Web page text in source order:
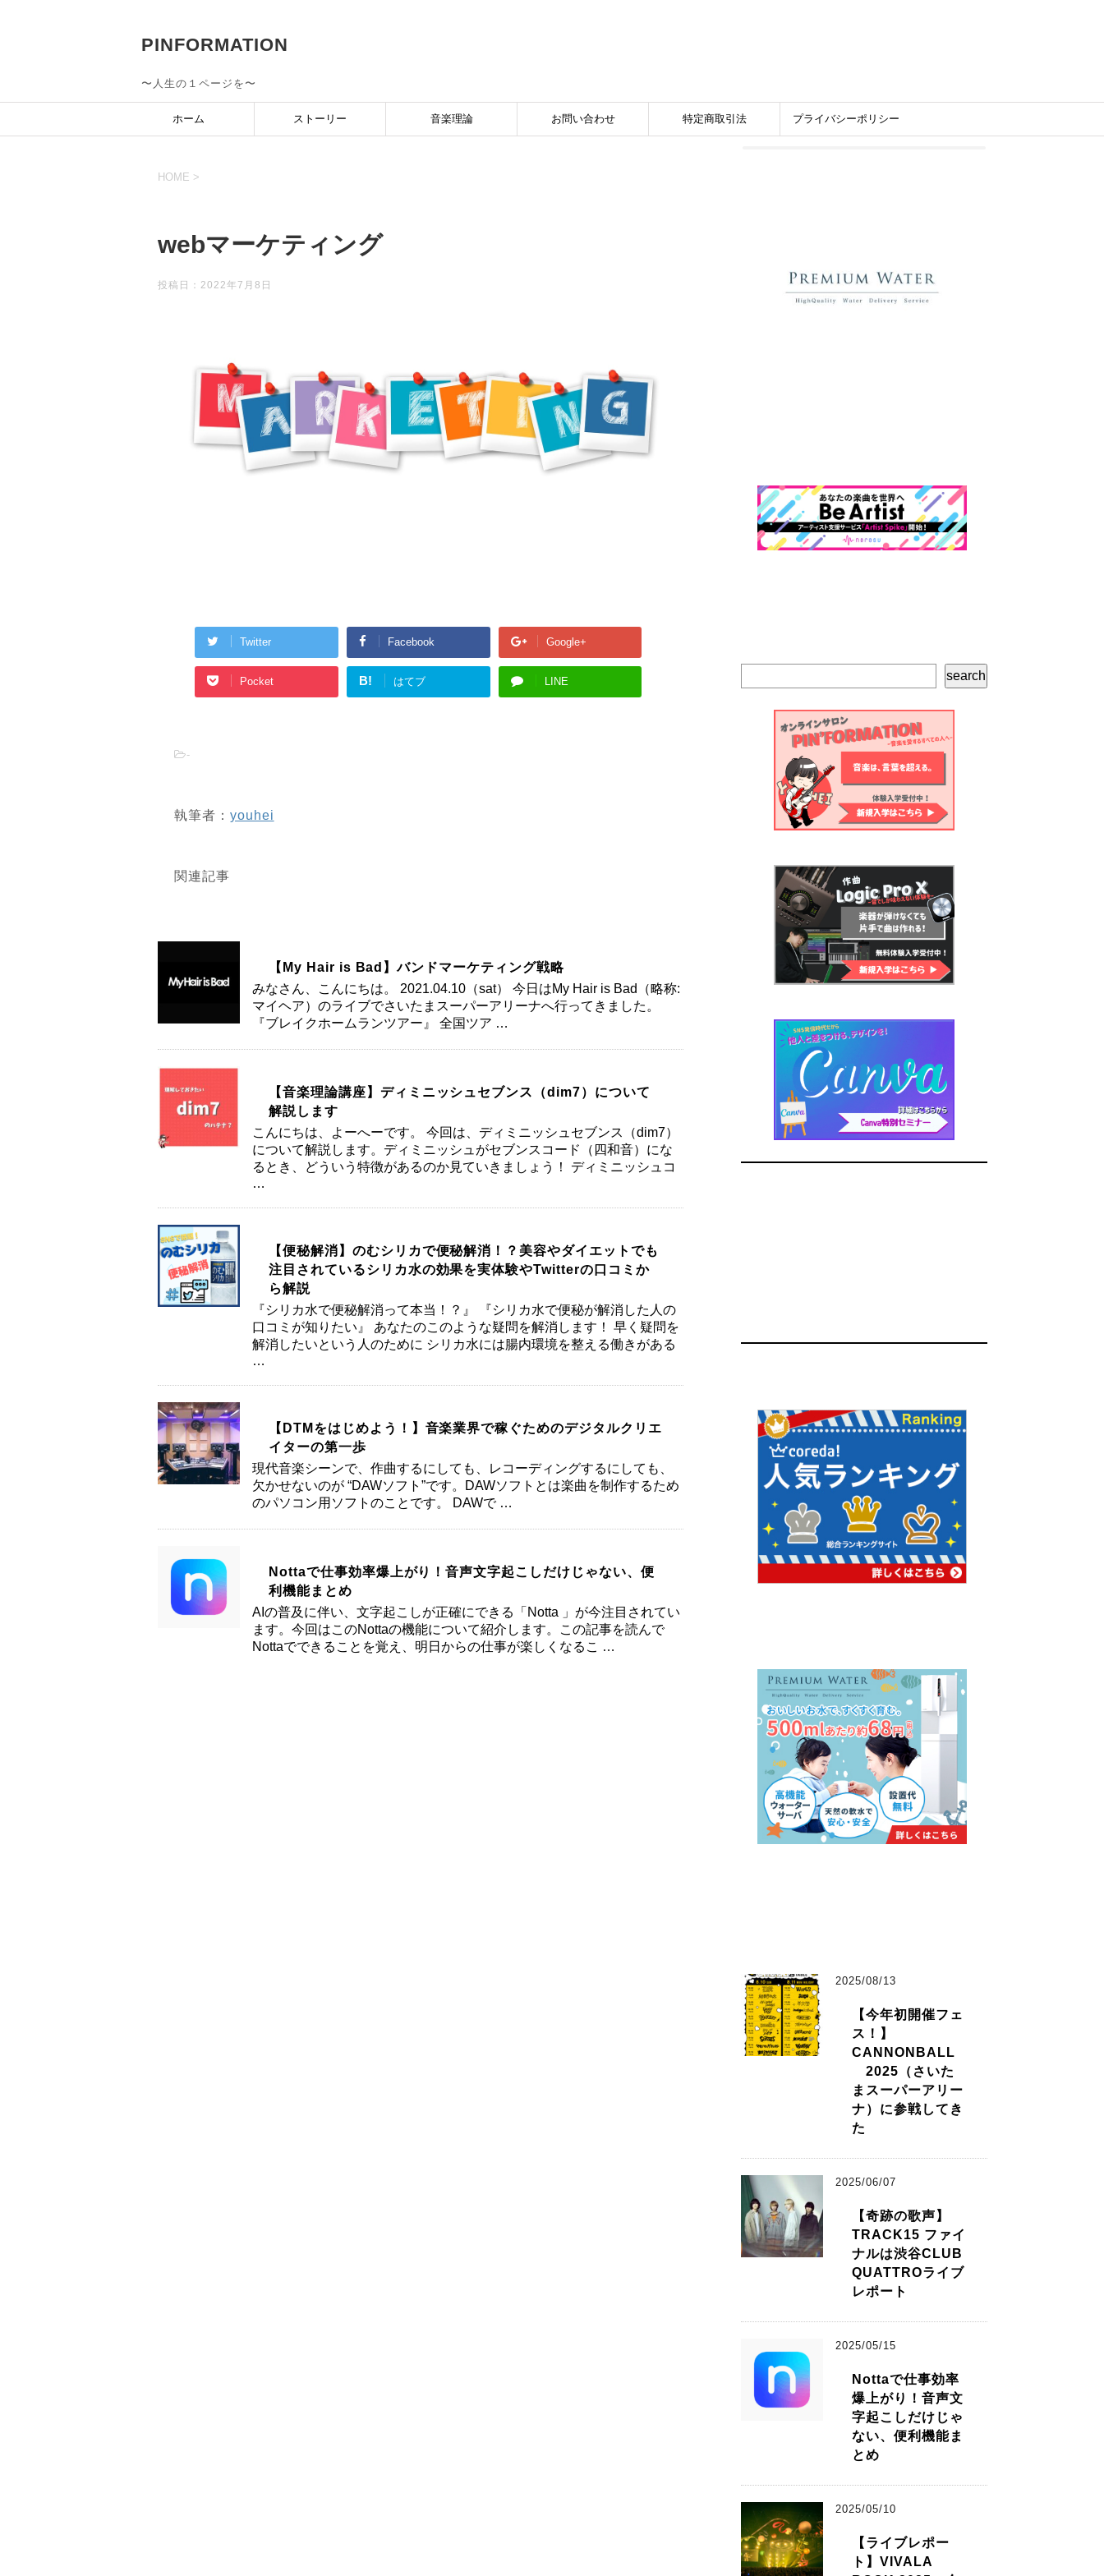
PINFORMATION
〜人生の１ページを〜
ホーム ストーリー 音楽理論 お問い合わせ 特定商取引法 プライバシーポリシー
HOME >
webマーケティング
投稿日： 2022年7月8日
Twitter Facebook Google+
Pocket B! はてブ LINE
-
執筆者： youhei
関連記事
【My Hair is Bad】バンドマーケティング戦略
みなさん、こんにちは。 2021.04.10（sat） 今日はMy Hair is Bad（略称:
マイヘア）のライブでさいたまスーパーアリーナへ行ってきました。
『ブレイクホームランツアー』 全国ツア …
【音楽理論講座】ディミニッシュセブンス（dim7）について
解説します
こんにちは、よーへーです。 今回は、ディミニッシュセブンス（dim7）
について解説します。ディミニッシュがセブンスコード（四和音）にな
るとき、どういう特徴があるのか見ていきましょう！ ディミニッシュコ
…
【便秘解消】のむシリカで便秘解消！？美容やダイエットでも
注目されているシリカ水の効果を実体験やTwitterの口コミか
ら解説
『シリカ水で便秘解消って本当！？』 『シリカ水で便秘が解消した人の
口コミが知りたい』 あなたのこのような疑問を解消します！ 早く疑問を
解消したいという人のために シリカ水には腸内環境を整える働きがある
…
【DTMをはじめよう！】音楽業界で稼ぐためのデジタルクリエ
イターの第一歩
現代音楽シーンで、作曲するにしても、レコーディングするにしても、
欠かせないのが “DAWソフト”です。DAWソフトとは楽曲を制作するため
のパソコン用ソフトのことです。 DAWで …
Nottaで仕事効率爆上がり！音声文字起こしだけじゃない、便
利機能まとめ
AIの普及に伴い、文字起こしが正確にできる「Notta 」が今注目されてい
ます。今回はこのNottaの機能について紹介します。この記事を読んで
Nottaでできることを覚え、明日からの仕事が楽しくなるこ …
索
search
2025/08/13
【今年初開催フェ
ス！】
CANNONBALL
2025（さいた
まスーパーアリー
ナ）に参戦してき
た
2025/06/07
【奇跡の歌声】
TRACK15 ファイ
ナルは渋谷CLUB
QUATTROライブ
レポート
2025/05/15
Nottaで仕事効率
爆上がり！音声文
字起こしだけじゃ
ない、便利機能ま
とめ
2025/05/10
【ライブレポー
ト】VIVALA